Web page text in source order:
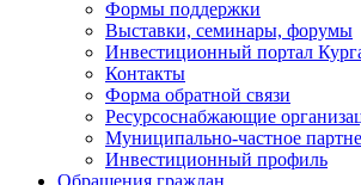
Формы поддержки
Выставки, семинары, форумы
Инвестиционный портал
Контакты
Форма обратной связи
Ресурсоснабжающие
Муниципально-частное
Инвестиционный профиль
Обращения граждан